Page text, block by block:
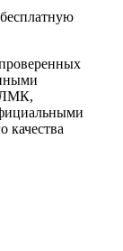
качества